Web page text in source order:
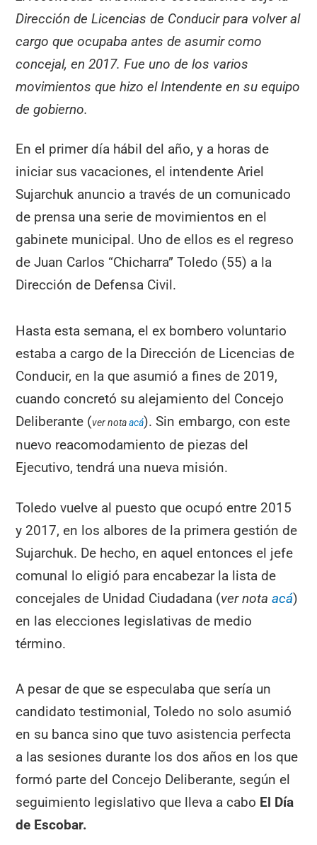
Dirección de Licencias de Conducir para volver al
cargo que ocupaba antes de asumir como
concejal, en 2017. Fue uno de los varios
movimientos que hizo el Intendente en su equipo
de gobierno.
En el primer día hábil del año, y a horas de
iniciar sus vacaciones, el intendente Ariel
Sujarchuk anuncio a través de un comunicado
de prensa una serie de movimientos en el
gabinete municipal. Uno de ellos es el regreso
de Juan Carlos “Chicharra” Toledo (55) a la
Dirección de Defensa Civil.
Hasta esta semana, el ex bombero voluntario
estaba a cargo de la Dirección de Licencias de
Conducir, en la que asumió a fines de 2019,
cuando concretó su alejamiento del Concejo
Deliberante (ver notaacá). Sin embargo, con este
nuevo reacomodamiento de piezas del
Ejecutivo, tendrá una nueva misión.
Toledo vuelve al puesto que ocupó entre 2015
y 2017, en los albores de la primera gestión de
Sujarchuk. De hecho, en aquel entonces el jefe
comunal lo eligió para encabezar la lista de
concejales de Unidad Ciudadana (ver notaacá)
en las elecciones legislativas de medio
término.
A pesar de que se especulaba que sería un
candidato testimonial, Toledo no solo asumió
en su banca sino que tuvo asistencia perfecta
a las sesiones durante los dos años en los que
formó parte del Concejo Deliberante, según el
seguimiento legislativo que lleva a cabo El Día
de Escobar.